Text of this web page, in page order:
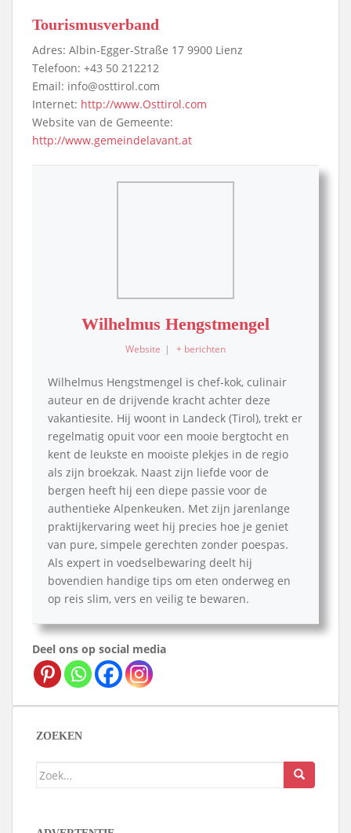
Tourismusverband
Adres: Albin-Egger-Straße 17 9900 Lienz
Telefoon: +43 50 212212
Email: info@osttirol.com
Internet: http://www.Osttirol.com
Website van de Gemeente:
http://www.gemeindelavant.at
Wilhelmus Hengstmengel
Website | + berichten
Wilhelmus Hengstmengel is chef-kok, culinair
auteur en de drijvende kracht achter deze
vakantiesite. Hij woont in Landeck (Tirol), trekt er
regelmatig opuit voor een mooie bergtocht en
kent de leukste en mooiste plekjes in de regio
als zijn broekzak. Naast zijn liefde voor de
bergen heeft hij een diepe passie voor de
authentieke Alpenkeuken. Met zijn jarenlange
praktijkervaring weet hij precies hoe je geniet
van pure, simpele gerechten zonder poespas.
Als expert in voedselbewaring deelt hij
bovendien handige tips om eten onderweg en
op reis slim, vers en veilig te bewaren.
Deel ons op social media
ZOEKEN
Zoek